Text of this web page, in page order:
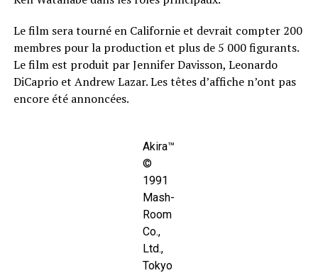
Le film sera tourné en Californie et devrait compter 200
membres pour la production et plus de 5 000 figurants.
Le film est produit par Jennifer Davisson, Leonardo
DiCaprio et Andrew Lazar. Les têtes d’affiche n’ont pas
encore été annoncées.
Akira™
©
1991
Mash-
Room
Co.,
Ltd.,
Tokyo